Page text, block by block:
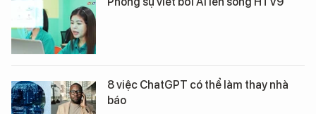
8 việc ChatGPT có thể làm thay nhà
báo